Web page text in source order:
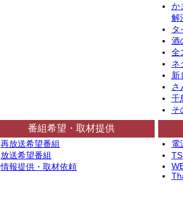
か
解
タ
酒
全
ネ
新
さ
千
そ
番組希望・取材提供
再放送希望番組
放送希望番組
情報提供・取材依頼
電